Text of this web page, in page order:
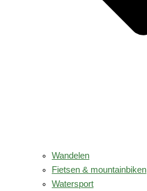
Wandelen
Fietsen & mountainbiken
Watersport